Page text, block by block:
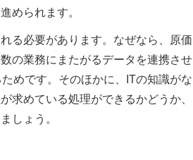
められます。
る必要があります。なぜなら、原価
の業務にまたがるデータを連携させ
めです。そのほかに、ITの知識がな
求めている処理ができるかどうか、
しょう。